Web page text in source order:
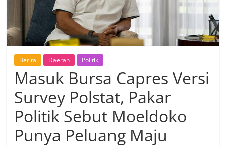
Berita Daerah Politik
Masuk Bursa Capres Versi
Survey Polstat, Pakar
Politik Sebut Moeldoko
Punya Peluang Maju